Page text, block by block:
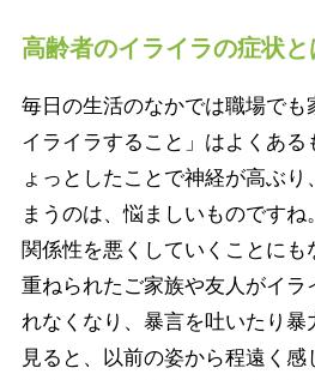
高齢者のイライラの症状と
毎日の生活のなかでは職場でも
イライラすること」はよくある
ょっとしたことで神経が高ぶ
まうのは、悩ましいものです
関係性を悪くしていくことにも
重ねられたご家族や友人がイラ
れなくなり、暴言を吐いたり暴
見ると、以前の姿から程遠く